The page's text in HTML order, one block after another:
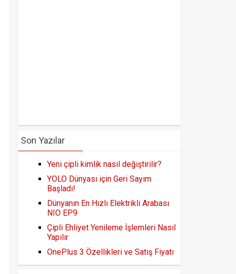
Son Yazılar
Yeni çipli kimlik nasıl değiştirilir?
YOLO Dünyası için Geri Sayım
Başladı!
Dünyanın En Hızlı Elektrikli Arabası
NIO EP9
Çipli Ehliyet Yenileme İşlemleri Nasıl
Yapılır
OnePlus 3 Özellikleri ve Satış Fiyatı